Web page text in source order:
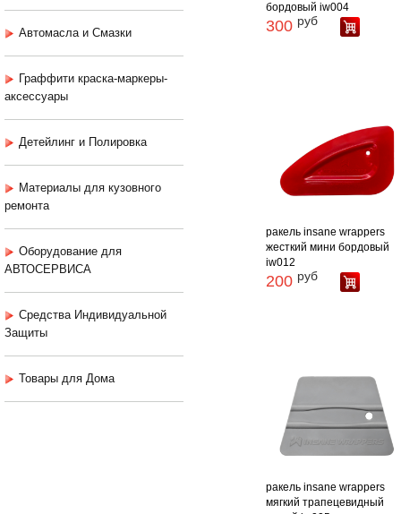
Автомасла и Смазки
Граффити краска-маркеры-
аксессуары
Детейлинг и Полировка
Материалы для кузовного
ремонта
Оборудование для
АВТОСЕРВИСА
Средства Индивидуальной
Защиты
Товары для Дома
бордовый iw004
300 руб
ракель insane wrappers
жесткий мини бордовый
iw012
200 руб
ракель insane wrappers
мягкий трапецевидный